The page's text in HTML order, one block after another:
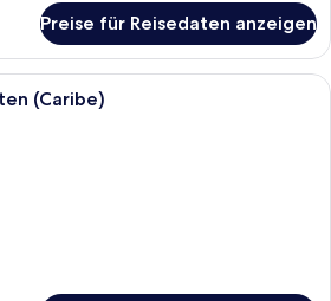
Preise für Reisedaten anzeigen
Ein Hotelzimmer mit zwei Betten,
(Caribe)